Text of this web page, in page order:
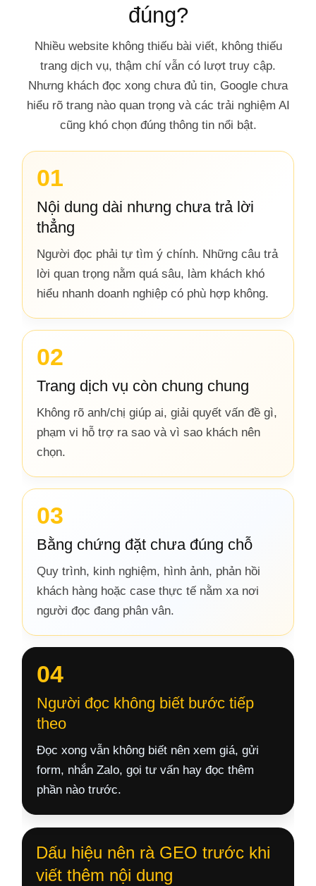
đúng?
Nhiều website không thiếu bài viết, không thiếu
trang dịch vụ, thậm chí vẫn có lượt truy cập.
Nhưng khách đọc xong chưa đủ tin, Google chưa
hiểu rõ trang nào quan trọng và các trải nghiệm AI
cũng khó chọn đúng thông tin nổi bật.
01
Nội dung dài nhưng chưa trả lời
thẳng
Người đọc phải tự tìm ý chính. Những câu trả
lời quan trọng nằm quá sâu, làm khách khó
hiểu nhanh doanh nghiệp có phù hợp không.
02
Trang dịch vụ còn chung chung
Không rõ anh/chị giúp ai, giải quyết vấn đề gì,
phạm vi hỗ trợ ra sao và vì sao khách nên
chọn.
03
Bằng chứng đặt chưa đúng chỗ
Quy trình, kinh nghiệm, hình ảnh, phản hồi
khách hàng hoặc case thực tế nằm xa nơi
người đọc đang phân vân.
04
Người đọc không biết bước tiếp
theo
Đọc xong vẫn không biết nên xem giá, gửi
form, nhắn Zalo, gọi tư vấn hay đọc thêm
phần nào trước.
Dấu hiệu nên rà GEO trước khi
viết thêm nội dung